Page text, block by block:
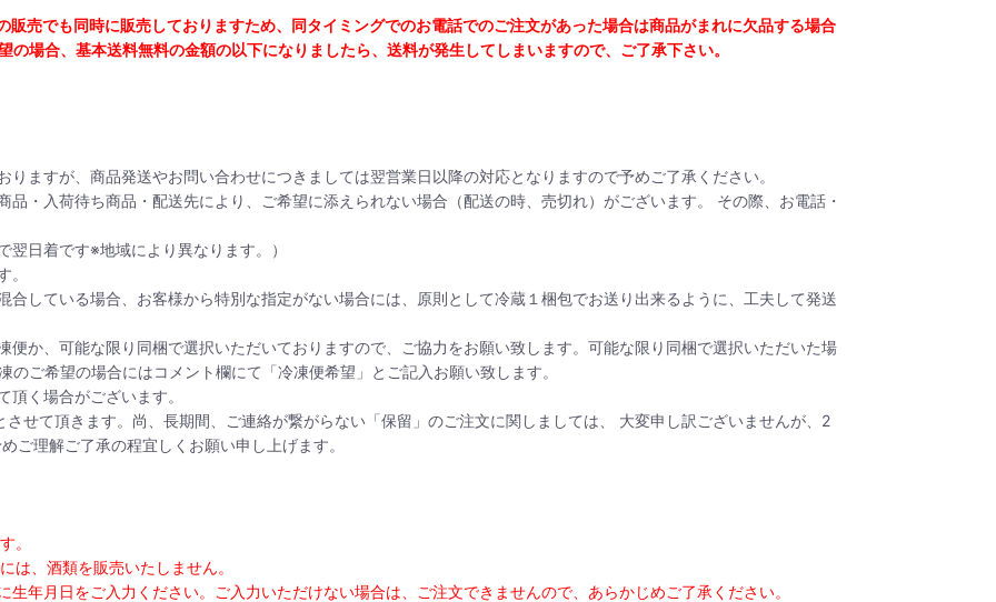
売でも同時に販売しておりますため、同タイミングでのお電話でのご注文があった場合は商品がまれに欠品する場合
場合、基本送料無料の金額の以下になりましたら、送料が発生してしまいますので、ご了承下さい。
ますが、商品発送やお問い合わせにつきましては翌営業日以降の対応となりますので予めご了承ください。
・入荷待ち商品・配送先により、ご希望に添えられない場合（配送の時、売切れ）がございます。 その際、お電話・
日着です※地域により異なります。）
している場合、お客様から特別な指定がない場合には、原則として冷蔵１梱包でお送り出来るように、工夫して発送
か、可能な限り同梱で選択いただいておりますので、ご協力をお願い致します。可能な限り同梱で選択いただいた場
ご希望の場合にはコメント欄にて「冷凍便希望」とご記入お願い致します。
く場合がございます。
せて頂きます。尚、長期間、ご連絡が繋がらない「保留」のご注文に関しましては、 大変申し訳ございませんが、2
ご理解ご了承の程宜しくお願い申し上げます。
。
は、酒類を販売いたしません。
年月日をご入力ください。ご入力いただけない場合は、ご注文できませんので、あらかじめご了承ください。